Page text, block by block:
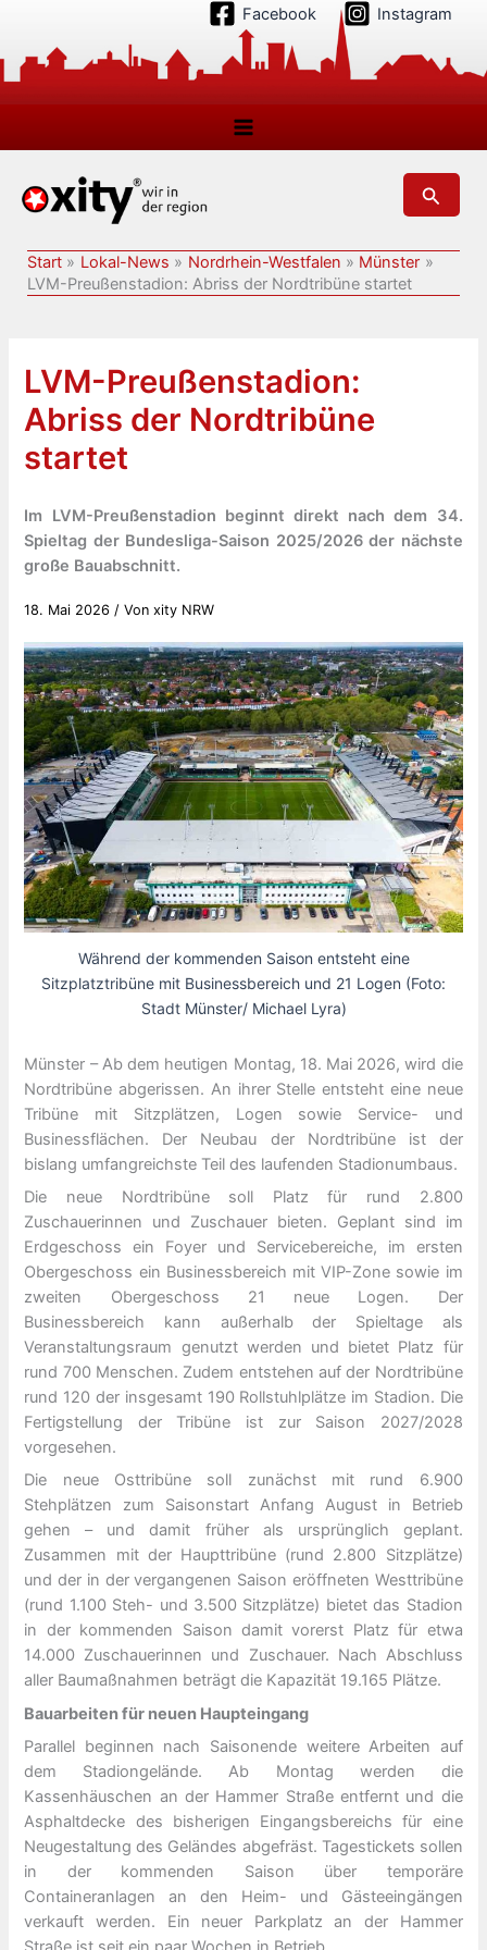
springen
Facebook Instagram
Suchen
Start Lokal-News Nordrhein-Westfalen
Münster
LVM-Preußenstadion: Abriss der Nordtribüne startet
LVM-Preußenstadion:
Abriss der Nordtribüne
startet
Im LVM-Preußenstadion beginnt direkt nach dem 34.
Spieltag der Bundesliga-Saison 2025/2026 der nächste
große Bauabschnitt.
18. Mai 2026 / Vonxity NRW
Während der kommenden Saison entsteht eine
Sitzplatztribüne mit Businessbereich und 21 Logen (Foto:
Stadt Münster/ Michael Lyra)
Münster – Ab dem heutigen Montag, 18. Mai 2026, wird die
Nordtribüne abgerissen. An ihrer Stelle entsteht eine neue
Tribüne mit Sitzplätzen, Logen sowie Service- und
Businessflächen. Der Neubau der Nordtribüne ist der
bislang umfangreichste Teil des laufenden Stadionumbaus.
Die neue Nordtribüne soll Platz für rund 2.800
Zuschauerinnen und Zuschauer bieten. Geplant sind im
Erdgeschoss ein Foyer und Servicebereiche, im ersten
Obergeschoss ein Businessbereich mit VIP-Zone sowie im
zweiten Obergeschoss 21 neue Logen. Der
Businessbereich kann außerhalb der Spieltage als
Veranstaltungsraum genutzt werden und bietet Platz für
rund 700 Menschen. Zudem entstehen auf der Nordtribüne
rund 120 der insgesamt 190 Rollstuhlplätze im Stadion. Die
Fertigstellung der Tribüne ist zur Saison 2027/2028
vorgesehen.
Die neue Osttribüne soll zunächst mit rund 6.900
Stehplätzen zum Saisonstart Anfang August in Betrieb
gehen – und damit früher als ursprünglich geplant.
Zusammen mit der Haupttribüne (rund 2.800 Sitzplätze)
und der in der vergangenen Saison eröffneten Westtribüne
(rund 1.100 Steh- und 3.500 Sitzplätze) bietet das Stadion
in der kommenden Saison damit vorerst Platz für etwa
14.000 Zuschauerinnen und Zuschauer. Nach Abschluss
aller Baumaßnahmen beträgt die Kapazität 19.165 Plätze.
Bauarbeiten für neuen Haupteingang
Parallel beginnen nach Saisonende weitere Arbeiten auf
dem Stadiongelände. Ab Montag werden die
Kassenhäuschen an der Hammer Straße entfernt und die
Asphaltdecke des bisherigen Eingangsbereichs für eine
Neugestaltung des Geländes abgefräst. Tagestickets sollen
in der kommenden Saison über temporäre
Containeranlagen an den Heim- und Gästeeingängen
verkauft werden. Ein neuer Parkplatz an der Hammer